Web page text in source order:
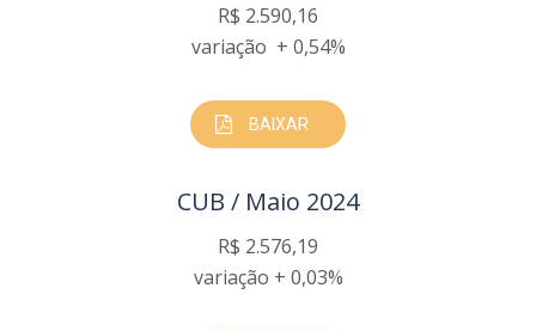
R$ 2.590,16
variação + 0,54%
BAIXAR
CUB / Maio 2024
R$ 2.576,19
variação + 0,03%